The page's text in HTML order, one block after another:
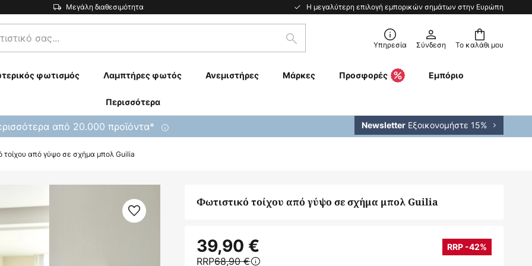
Μεγάλη διαθεσιμότητα Η μεγαλύτερη επιλογή εμπορικών σημάτων στην Ευρώπη
Το καλάθι μου
Αναζήτηση Υπηρεσία Σύνδεση
φωτισμός Λαμπτήρες φωτός Ανεμιστήρες Μάρκες Προσφορές Εμπόριο
Περισσότερα
από 20.000 προϊόντα* Newsletter Εξοικονομήστε 15%
τοίχου από γύψο σε σχήμα μπολ Guilia
Φωτιστικό τοίχου από γύψο σε σχήμα μπολ Guilia
39,90 € RRP -42%
RRP68,90 €